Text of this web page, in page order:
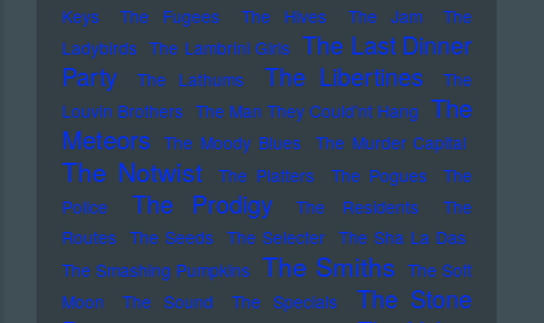
Keys
The Fugees The Hives The Jam
The
Ladybirds The Lambrini Girls The Last Dinner
Party
The Lathums The Libertines
The
Louvin Brothers The Man They Could'nt Hang The
Meteors The Moody Blues The Murder Capital
The Notwist The Platters The Pogues
The
Police
The Prodigy The Residents
The
Routes The Seeds The Selecter The Sha La Das
The Smashing Pumpkins The Smiths The Soft
Moon
The Sound The Specials
The Stone